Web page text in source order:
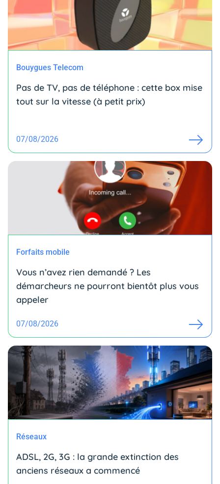
Bouygues Telecom
Pas de TV, pas de téléphone : cette box mise
tout sur la vitesse (à petit prix)
07/08/2026
Forfaits mobile
Vous n’avez rien demandé ? Les
démarcheurs ne pourront bientôt plus vous
appeler
07/08/2026
Réseaux
ADSL, 2G, 3G : la grande extinction des
anciens réseaux a commencé